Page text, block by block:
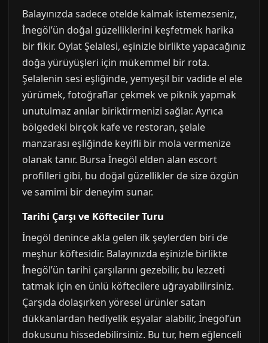
Balayınızda sadece otelde kalmak istemezseniz,
İnegöl’ün doğal güzelliklerini keşfetmek harika
bir fikir. Oylat Şelalesi, eşinizle birlikte yapacağınız
doğa yürüyüşleri için mükemmel bir rota.
Şelalenin sesi eşliğinde, yemyeşil bir vadide el ele
yürümek, fotoğraflar çekmek ve piknik yapmak
unutulmaz anılar biriktirmenizi sağlar. Ayrıca
bölgedeki birçok kafe ve restoran, şelale
manzarası eşliğinde keyifli bir mola vermenize
olanak tanır. Bursa İnegöl elden alan escort
profilleri gibi, bu doğal güzellikler de size özgün
ve samimi bir deneyim sunar.
Tarihi Çarşı ve Köfteciler Turu
İnegöl denince akla gelen ilk şeylerden biri de
meşhur köftesidir. Balayınızda eşinizle birlikte
İnegöl’ün tarihi çarşılarını gezebilir, bu lezzeti
tatmak için en ünlü köftecilere uğrayabilirsiniz.
Çarşıda dolaşırken yöresel ürünler satan
dükkanlardan hediyelik eşyalar alabilir, İnegöl’ün
dokusunu hissedebilirsiniz. Bu tur, hem eğlenceli